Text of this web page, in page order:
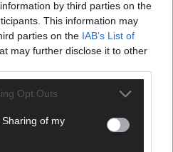
by third parties on the
This information may
parties on the IAB’s List of
may further disclose it to other
Opt Outs
of my